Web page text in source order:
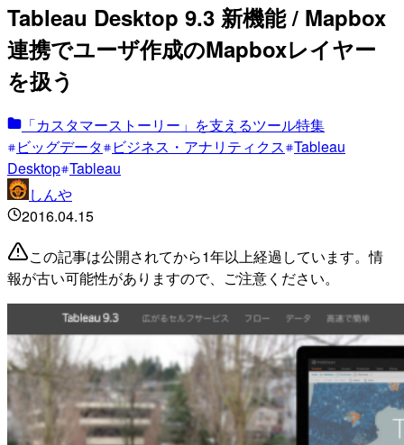
Tableau Desktop 9.3 新機能 / Mapbox
連携でユーザ作成のMapboxレイヤー
を扱う
「カスタマーストーリー」を支えるツール特集
ビッグデータ
ビジネス・アナリティクス Tableau
Desktop Tableau
しんや
2016.04.15
この記事は公開されてから1年以上経過しています。情
報が古い可能性がありますので、ご注意ください。